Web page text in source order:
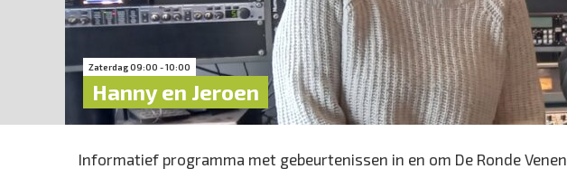
Zaterdag 09:00 - 10:00
Hanny en Jeroen
Informatief programma met gebeurtenissen in en om De Ronde Venen.